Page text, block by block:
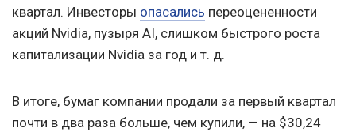
квартал. Инвесторы опасались переоцененности
акций Nvidia, пузыря AI, слишком быстрого роста
капитализации Nvidia за год и т. д.
В итоге, бумаг компании продали за первый квартал
почти в два раза больше, чем купили, — на $30,24